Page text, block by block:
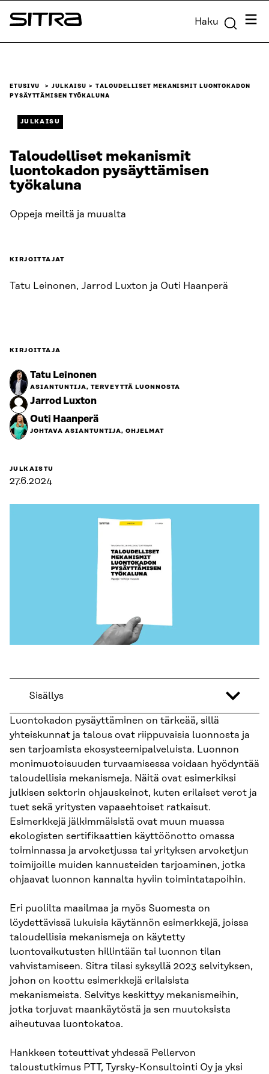
Siirry
suoraan
Sitra Haku
ETUSIVU JULKAISU
TALOUDELLISET MEKANISMIT LUONTOKADON
PYSÄYTTÄMISEN TYÖKALUNA
JULKAISU
Taloudelliset mekanismit
luontokadon pysäyttämisen
työkaluna
Oppeja meiltä ja muualta
KIRJOITTAJAT
Tatu Leinonen, Jarrod Luxton ja Outi Haanperä
KIRJOITTAJA
Tatu Leinonen
ASIANTUNTIJA, TERVEYTTÄ LUONNOSTA
Jarrod Luxton
Outi Haanperä
JOHTAVA ASIANTUNTIJA, OHJELMAT
JULKAISTU
27.6.2024
Sisällys
Luontokadon pysäyttäminen on tärkeää, sillä
yhteiskunnat ja talous ovat riippuvaisia luonnosta ja
sen tarjoamista ekosysteemipalveluista. Luonnon
monimuotoisuuden turvaamisessa voidaan hyödyntää
taloudellisia mekanismeja. Näitä ovat esimerkiksi
julkisen sektorin ohjauskeinot, kuten erilaiset verot ja
tuet sekä yritysten vapaaehtoiset ratkaisut.
Esimerkkejä jälkimmäisistä ovat muun muassa
ekologisten sertifikaattien käyttöönotto omassa
toiminnassa ja arvoketjussa tai yrityksen arvoketjun
toimijoille muiden kannusteiden tarjoaminen, jotka
ohjaavat luonnon kannalta hyviin toimintatapoihin.
Eri puolilta maailmaa ja myös Suomesta on
löydettävissä lukuisia käytännön esimerkkejä, joissa
taloudellisia mekanismeja on käytetty
luontovaikutusten hillintään tai luonnon tilan
vahvistamiseen. Sitra tilasi syksyllä 2023 selvityksen,
johon on koottu esimerkkejä erilaisista
mekanismeista. Selvitys keskittyy mekanismeihin,
jotka torjuvat maankäytöstä ja sen muutoksista
aiheutuvaa luontokatoa.
Hankkeen toteuttivat yhdessä Pellervon
taloustutkimus PTT, Tyrsky-Konsultointi Oy ja yksi